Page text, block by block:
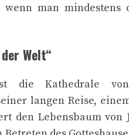
man mindestens
Welt“
die Kathedrale
langen Reise,
den Lebensbaum